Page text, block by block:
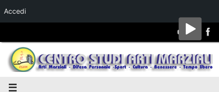
Accedi
Salta al